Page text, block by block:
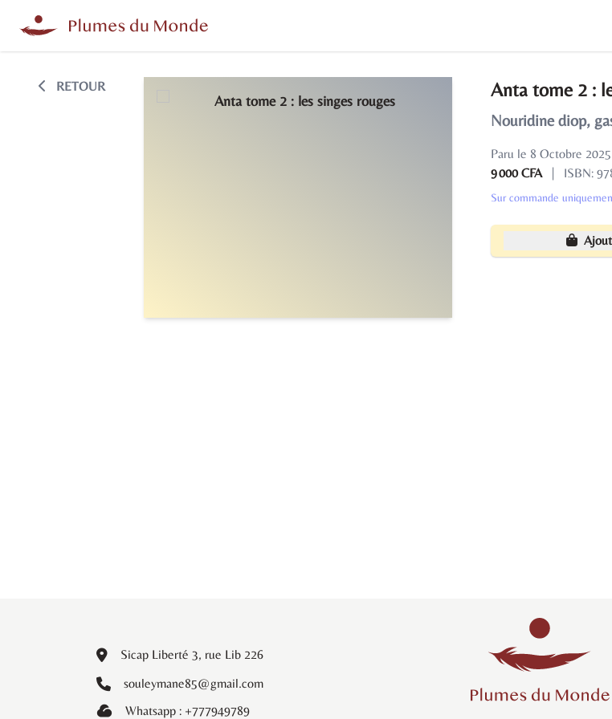
RETOUR Anta tome 2 :
Nouridine diop,
Paru le 8 Octobre 2025
9 000 CFA
| ISBN:
Sur commande
Sicap Liberté 3, rue Lib 226
souleymane85@gmail.com
Whatsapp : +777949789